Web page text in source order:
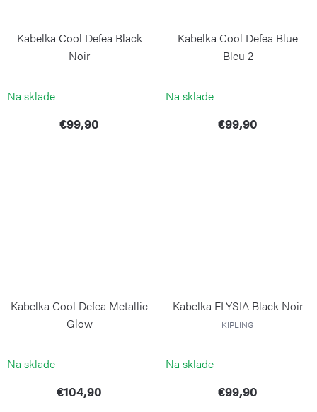
Kabelka Cool Defea Black
Noir
Na sklade
€99,90
Kabelka Cool Defea Blue
Bleu 2
Na sklade
€99,90
Kabelka Cool Defea Metallic
Glow
Na sklade
€104,90
Kabelka ELYSIA Black Noir
KIPLING
Na sklade
€99,90